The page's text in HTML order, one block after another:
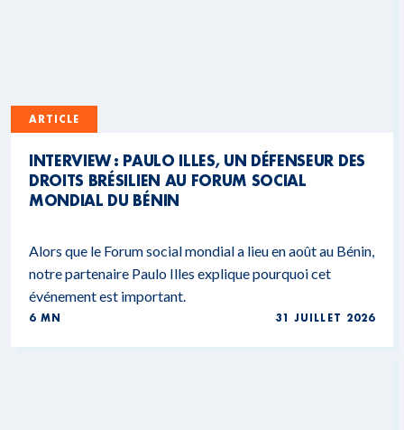
ARTICLE
INTERVIEW : PAULO ILLES, UN DÉFENSEUR DES
DROITS BRÉSILIEN AU FORUM SOCIAL
MONDIAL DU BÉNIN
Alors que le Forum social mondial a lieu en août au Bénin,
notre partenaire Paulo Illes explique pourquoi cet
événement est important.
6 MN 31 JUILLET 2026